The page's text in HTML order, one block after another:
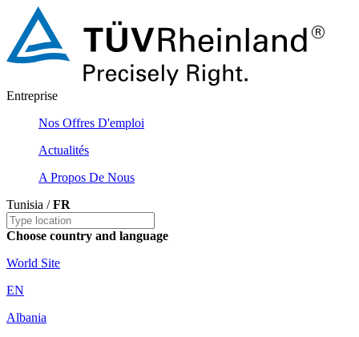
Entreprise
Nos Offres D'emploi
Actualités
A Propos De Nous
Tunisia /FR
Choose country and language
World Site
EN
Albania